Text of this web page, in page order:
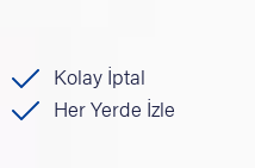
Kolay İptal
Her Yerde İzle